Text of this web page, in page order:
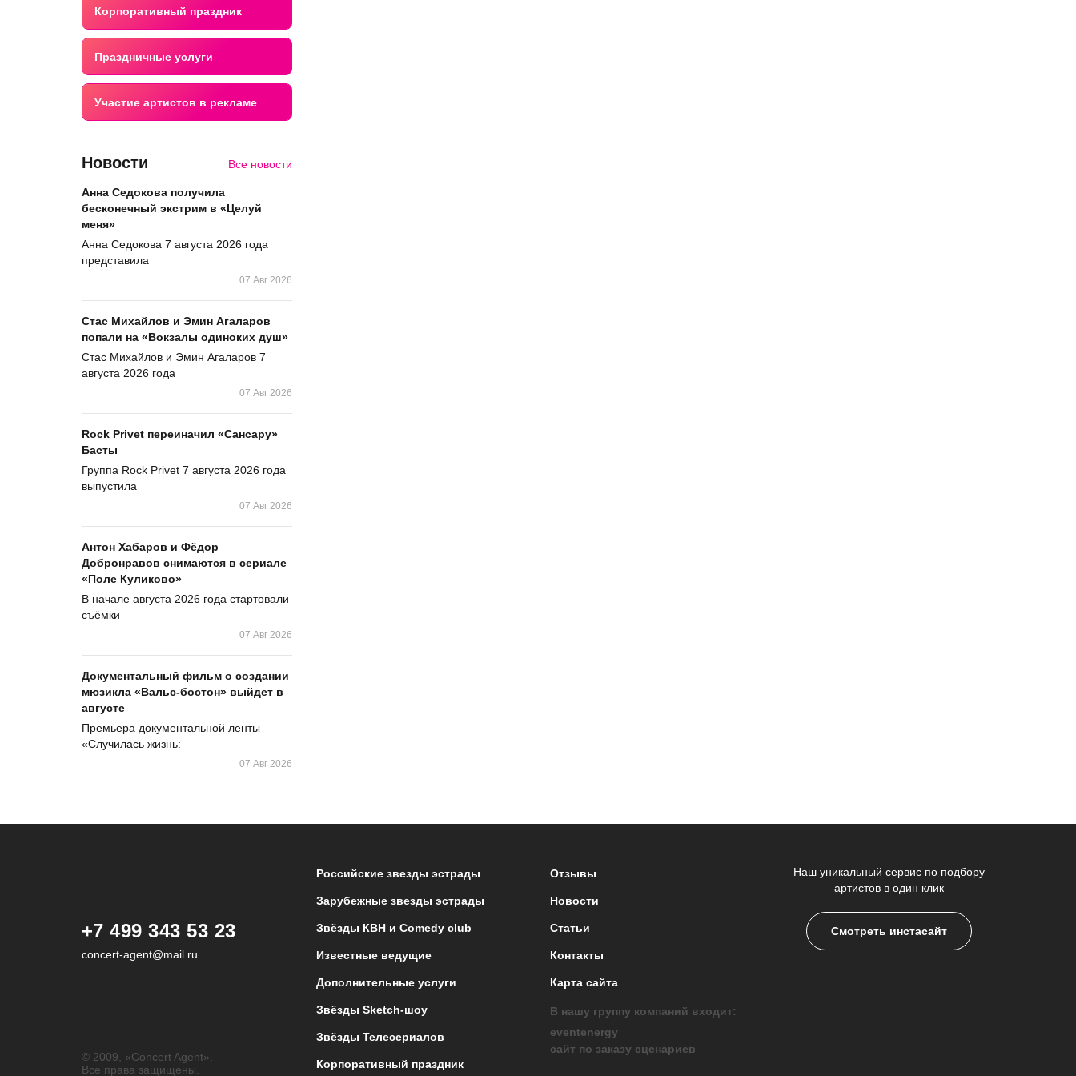
Корпоративный праздник
Праздничные услуги
Участие артистов в рекламе
Новости Все новости
Анна Седокова получила
бесконечный экстрим в «Целуй
меня»
Анна Седокова 7 августа 2026 года
представила
07 Авг 2026
Стас Михайлов и Эмин Агаларов
попали на «Вокзалы одиноких душ»
Стас Михайлов и Эмин Агаларов 7
августа 2026 года
07 Авг 2026
Rock Privet переиначил «Сансару»
Басты
Группа Rock Privet 7 августа 2026 года
выпустила
07 Авг 2026
Антон Хабаров и Фёдор
Добронравов снимаются в сериале
«Поле Куликово»
В начале августа 2026 года стартовали
съёмки
07 Авг 2026
Документальный фильм о создании
мюзикла «Вальс-бостон» выйдет в
августе
Премьера документальной ленты
«Случилась жизнь:
07 Авг 2026
+7 499 343 53 23
concert-agent@mail.ru
© 2009, «Concert Agent».
Все права защищены.
Российские звезды эстрады
Зарубежные звезды эстрады
Звёзды КВН и Comedy club
Известные ведущие
Дополнительные услуги
Звёзды Sketch-шоу
Звёзды Телесериалов
Корпоративный праздник
Отзывы
Новости
Статьи
Контакты
Карта сайта
Наш уникальный сервис по подбору
артистов в один клик
Смотреть инстасайт
В нашу группу компаний входит:
eventenergy
сайт по заказу сценариев